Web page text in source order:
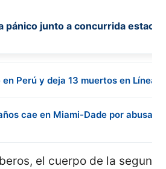
pánico junto a concurrida
Perú y deja 13 muertos en Líneas
cae en Miami-Dade por abusar
el cuerpo de la